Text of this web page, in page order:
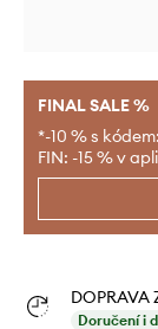
FINAL SALE %
*-10 % s
FIN: -15 % v
DOPRAVA
Doručení i